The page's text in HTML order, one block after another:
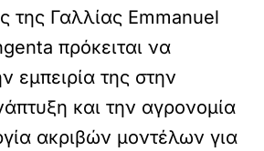
της Γαλλίας Emmanuel
πρόκειται να
εμπειρία της στην
και την αγρονομία
ακριβών μοντέλων για